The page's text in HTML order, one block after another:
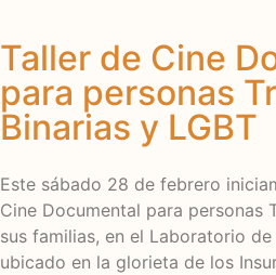
Taller de Cine
para personas
Binarias y LGBT
Este sábado 28 de febrero
Cine Documental para personas
sus familias, en el Laboratorio
ubicado en la glorieta de los